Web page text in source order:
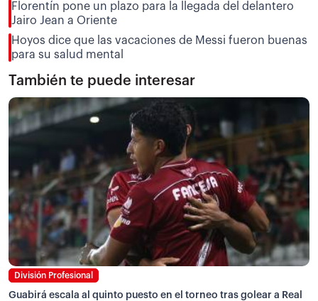
Florentín pone un plazo para la llegada del delantero
Jairo Jean a Oriente
Hoyos dice que las vacaciones de Messi fueron buenas
para su salud mental
También te puede interesar
División Profesional
Guabirá escala al quinto puesto en el torneo tras golear a Real